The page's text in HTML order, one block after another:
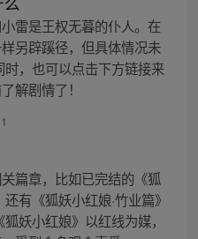
雷是王权无暮的仆人。在
另辟蹊径，但具体情况未
，也可以点击下方链接来
解剧情了！
篇章，比如已完结的《狐
有《狐妖小红娘·竹业篇》
妖小红娘》以红线为媒，